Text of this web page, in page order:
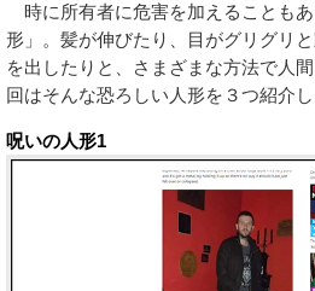
時に所有者に危害を加えることも
形」。髪が伸びたり、目がグリグリ
を出したりと、さまざまな方法で人
回はそんな恐ろしい人形を３つ紹介し
呪いの人形1